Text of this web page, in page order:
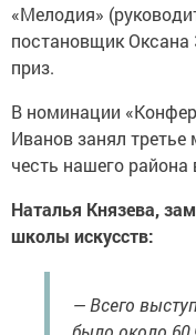
«Мелодия»
постановщик
приз.
В номинации
Иванов занял
честь нашего района
Наталья Князева,
школы искусств:
— Всего